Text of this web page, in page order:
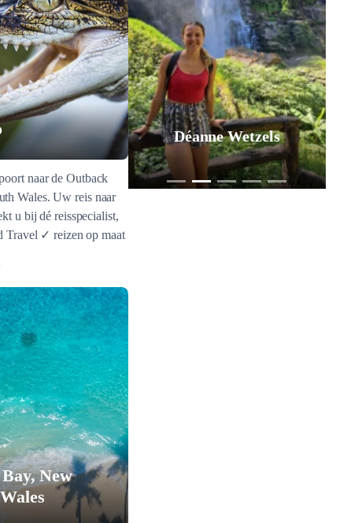
Jurgen Pol
naar de Outback
Wales. Uw reis naar
u bij dé reisspecialist,
Travel ✓ reizen op maat
New